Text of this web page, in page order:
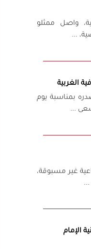
2026 في كوريا الجنوبية، واصل ممثلو
الغربية
بمناسبة يوم
سعى ...
جنازة جماعية غير مسبوقة،
الإمام